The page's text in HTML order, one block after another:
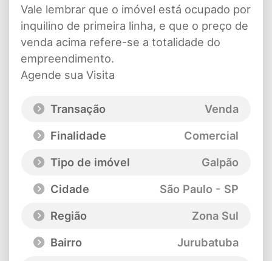
Vale lembrar que o imóvel está ocupado por
inquilino de primeira linha, e que o preço de
venda acima refere-se a totalidade do
empreendimento.
Agende sua Visita
Transação
Venda
Finalidade
Comercial
Tipo de imóvel
Galpão
Cidade
São Paulo - SP
Região
Zona Sul
Bairro
Jurubatuba